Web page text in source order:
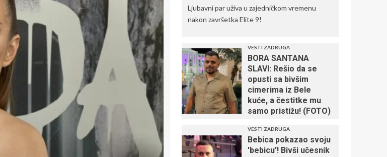
Ljubavni par uživa u zajedničkom vremenu
nakon završetka Elite 9!
VESTI ZADRUGA
BORA SANTANA
SLAVI: Rešio da se
opusti sa bivšim
cimerima iz Bele
kuće, a čestitke mu
samo pristižu! (FOTO)
VESTI ZADRUGA
Bebica pokazao svoju
'bebicu'! Bivši učesnik